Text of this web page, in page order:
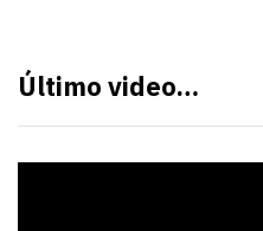
Último video…